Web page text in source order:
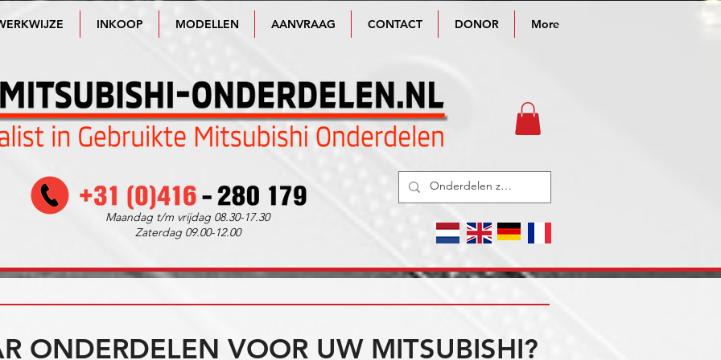
INKOOP MODELLEN AANVRAAG CONTACT DONOR More
Maandag t/m vrijdag 08.30-17.30
Zaterdag 09.00-12.00
ONDERDELEN VOOR UW MITSUBISHI?